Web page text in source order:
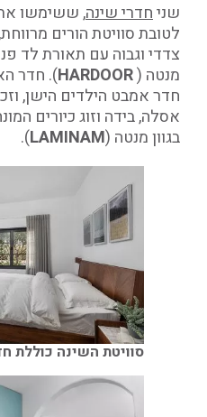
שניחדרי שינה, ששימשו את
לטובת סוויטת הורים
צדדי וגבוה עם תאורת לד
מנטה (HARDOOR). חדר
חדר אמבט הילדים הישן,
אסלה, בידה וזוג כיורים
בגוון מנטה (LAMINAM
).
סוויטת השינה כוללת